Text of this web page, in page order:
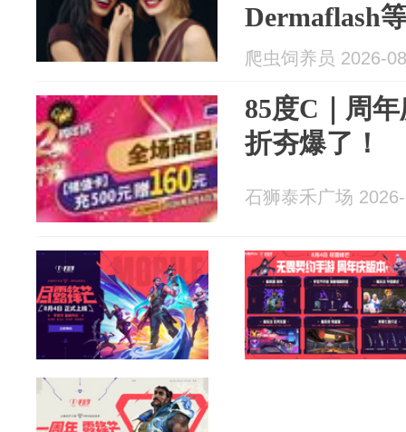
Dermaflash
爬虫饲养员 2026-
85度C｜周
折夯爆了！
石狮泰禾广场